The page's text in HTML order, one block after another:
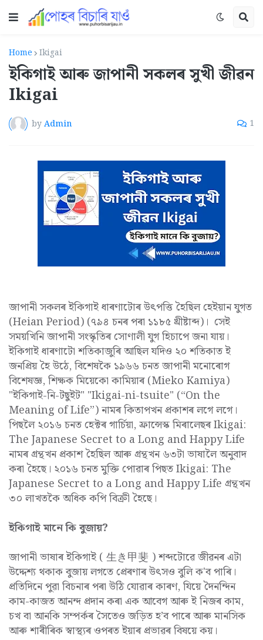
Home Ikigai
ইকিগাই আৰু জাপানী সকলৰ সুখী জীৱন
Ikigai
byAdmin 1
জাপানী সকলৰ ইকিগাই ধাৰণাটোৰ উৎপত্তি হৈছিল হেইয়ান যুগত
(Heian Period) (৭৯৪ চনৰ পৰা ১১৮৫ খ্ৰীষ্টাব্দ)। সেই
সময়খিনি জাপানী সংস্কৃতিৰ সোণালী যুগ হিচাপে জনা যায়।
ইকিগাই ধাৰণাটো শতিকাজুৰি আছিল যদিও ২০ শতিকাত ই
জনপ্ৰিয় হৈ উঠে, বিশেষকৈ ১৯৬৬ চনত জাপানী মনোৰোগ
বিশেষজ্ঞ, শিক্ষক মিয়েকো কামিয়াৰ (Mieko Kamiya)
"ইকিগাই-নি-টছুইট" "Ikigai-ni-tsuite" (“On the
Meaning of Life”) নামৰ কিতাপখন প্ৰকাশৰ লগে লগে।
পিছলৈ ২০১৬ চনত হেক্টৰ গাৰ্চিয়া, ফ্ৰান্সেস্ক মিৰালেছৰ Ikigai:
The Japanese Secret to a Long and Happy Life
নামৰ গ্ৰন্থখন প্ৰকাশ হৈছিল আৰু গ্ৰন্থখন ৬৩টা ভাষালৈ অনুবাদ
কৰা হৈছে। ২০১৬ চনত মুক্তি পোৱাৰ পিছত Ikigai: The
Japanese Secret to a Long and Happy Life গ্ৰন্থখন
৩০ লাখতকৈ অধিক কপি বিক্ৰী হৈছে।
ইকিগাই মানে কি বুজায়?
জাপানী ভাষাৰ ইকিগাই ( 生き甲斐 ) শব্দটোৱে জীৱনৰ এটা
উদ্দেশ্য থকাক বুজায় লগতে প্ৰেৰণাৰ উৎসও বুলি ক'ব পাৰি।
প্ৰতিদিনে পুৱা বিচনাৰ পৰা উঠি যোৱাৰ কাৰণ, যিয়ে দৈনন্দিন
কাম-কাজত আনন্দ প্ৰদান কৰা এক আবেগ আৰু ই নিজৰ কাম,
চখ বা আনকি সম্পৰ্কৰ সৈতেও জড়িত হ’ব পাৰে আৰু মানসিক
আৰু শাৰীৰিক স্বাস্থ্যৰ ওপৰত ইয়াৰ প্ৰভাৱৰ বিষয়ে কয়।